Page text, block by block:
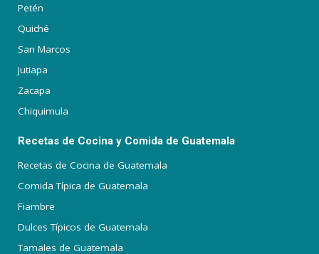
Petén
Quiché
San Marcos
Jutiapa
Zacapa
Chiquimula
Recetas de Cocina y Comida de Guatemala
Recetas de Cocina de Guatemala
Comida Típica de Guatemala
Fiambre
Dulces Típicos de Guatemala
Tamales de Guatemala